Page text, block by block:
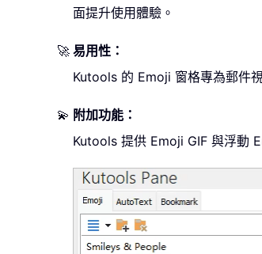
面提升使用體驗。
🚀 易用性：
Kutools 的 Emoji 窗格專為郵件
💫 附加功能：
Kutools 提供 Emoji GIF 與浮動